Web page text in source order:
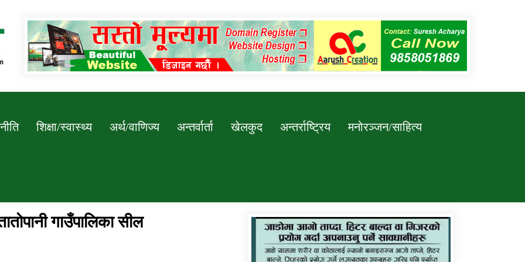
Newssarokar
शिक्षा/स्वास्थ्य अर्थ/वाणिज्य अन्तर्वार्ता खेलकुद अन्तर्राष्ट्रिय मनोरञ्जन/साहित्य
कर्णाली प्रविधि शिक्षालय जुम्लाको सुचना
गाउँपालिका सील